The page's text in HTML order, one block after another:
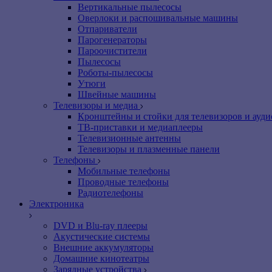
Вертикальные пылесосы
Оверлоки и распошивальные машины
Отпариватели
Парогенераторы
Пароочистители
Пылесосы
Роботы-пылесосы
Утюги
Швейные машины
Телевизоры и медиа
Кронштейны и стойки для телевизоров и
ТВ-приставки и медиаплееры
Телевизионные антенны
Телевизоры и плазменные панели
Телефоны
Мобильные телефоны
Проводные телефоны
Радиотелефоны
Электроника
DVD и Blu-ray плееры
Акустические системы
Внешние аккумуляторы
Домашние кинотеатры
Зарядные устройства